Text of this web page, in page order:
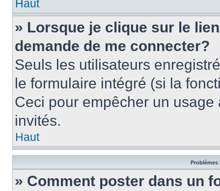
Haut
» Lorsque je clique sur le
demande de me connecter?
Seuls les utilisateurs
le formulaire intégré (si la
Ceci pour empêcher un
invités.
Haut
Problèmes
» Comment poster dans un